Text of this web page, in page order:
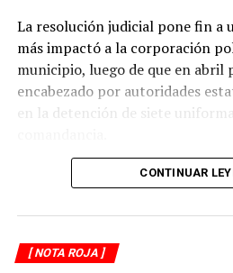
levantamiento de indicios por
Posteriormente, el tránsito fue
normal.
La resolución judicial pone fin a
más impactó a la corporación
municipio, luego de que en abril
encabezado por autoridades
en la detención de siete
La intervención se realizó el 10
elementos de la Secretaría de
Secretaría de Seguridad Pública
ejecutaron una revisión en las
CONTINUAR
[ NOTA ROJA ]